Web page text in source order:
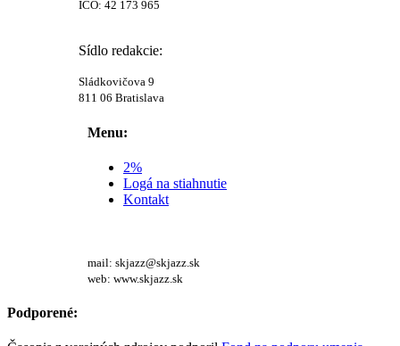
IČO: 42 173 965
Sídlo redakcie:
Sládkovičova 9
811 06 Bratislava
Menu:
2%
Logá na stiahnutie
Kontakt
mail: skjazz@skjazz.sk
web: www.skjazz.sk
Podporené: